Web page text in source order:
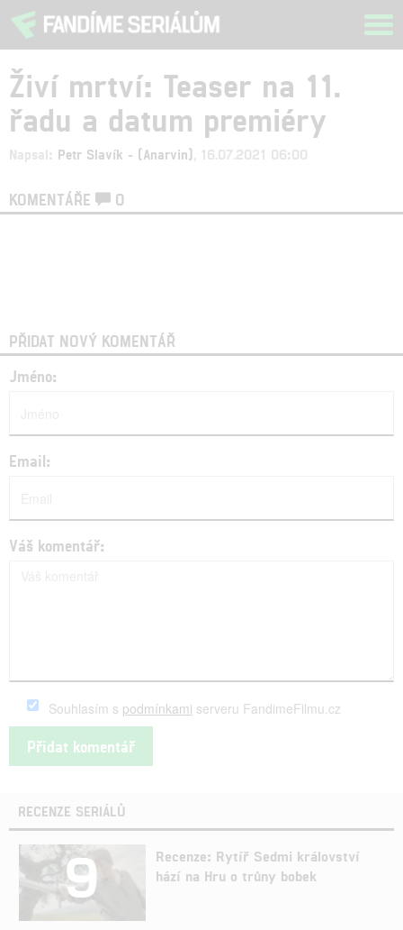
Živí mrtví: Teaser na 11.
řadu a datum premiéry
Napsal: Petr Slavík - (Anarvin) , 16.07.2021 06:00
KOMENTÁŘE 0
PŘIDAT NOVÝ KOMENTÁŘ
Jméno:
Email:
Váš komentář:
Souhlasím s podmínkami serveru FandimeFilmu.cz
RECENZE SERIÁLŮ
9
Recenze: Rytíř Sedmi království
hází na Hru o trůny bobek